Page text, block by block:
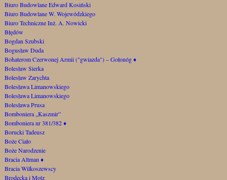
Biuro Budowlane Edward Kosiński
Biuro Budowlane W. Wojewódzkiego
Biuro Techniczne Inż. A. Nowicki
Błędów
Bogdan Szubski
Bogusław Duda
Bohaterom Czerwonej Armii ("gwiazda") – Gołonóg♦
Bolesław Sierka
Bolesław Zarychta
Bolesława Limanowskiego
Bolesława Limanowskiego
Bolesława Prusa
Bomboniera „Kaszmir”
Bomboniera nr 381/382♦
Borucki Tadeusz
Boże Ciało
Boże Narodzenie
Bracia Altman ♦
Bracia Wilkoszewscy
Brodecka i Motz